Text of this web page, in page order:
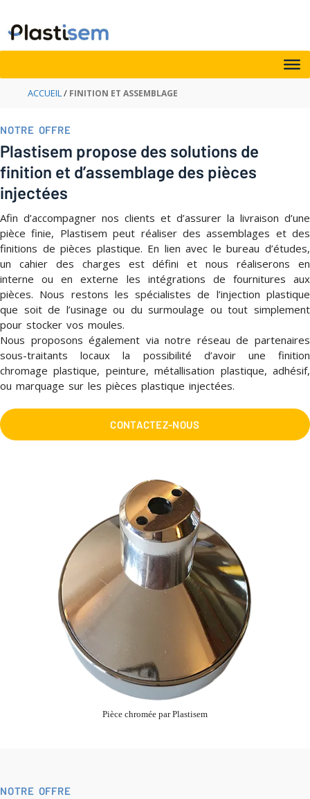
Aller
au
contenu
ACCUEIL / FINITION ET ASSEMBLAGE
NOTRE OFFRE
Plastisem propose des solutions de
finition et d’assemblage des pièces
injectées
Afin d’accompagner nos clients et d’assurer la livraison d’une
pièce finie, Plastisem peut réaliser des assemblages et des
finitions de pièces plastique. En lien avec le bureau d’études,
un cahier des charges est défini et nous réaliserons en
interne ou en externe les intégrations de fournitures aux
pièces. Nous restons les spécialistes de l’injection plastique
que soit de l’usinage ou du surmoulage ou tout simplement
pour stocker vos moules.
Nous proposons également via notre réseau de partenaires
sous-traitants locaux la possibilité d’avoir une finition
chromage plastique, peinture, métallisation plastique, adhésif,
ou marquage sur les pièces plastique injectées.
CONTACTEZ-NOUS
Pièce chromée par Plastisem
NOTRE OFFRE